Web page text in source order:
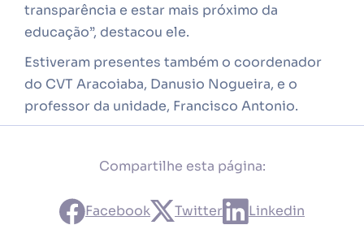
transparência e estar mais próximo da
educação”, destacou ele.
Estiveram presentes também o coordenador
do CVT Aracoiaba, Danusio Nogueira, e o
professor da unidade, Francisco Antonio.
Compartilhe esta página:
Facebook Twitter
Linkedin